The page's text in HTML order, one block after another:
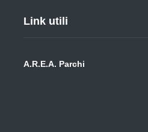
Link utili
A.R.E.A. Parchi